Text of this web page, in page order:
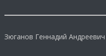
Зюганов Геннадий Андреевич